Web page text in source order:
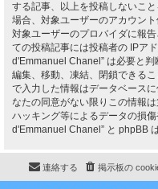
する記事、以上を投稿しないこ
場合、対象ユーザーのアカウン
対象ユーザーのプロバイダに報
ての投稿記事には投稿者の IPア
d'Emmanuel Chanel” は必要と判
編集、移動、凍結、閉鎖できる
で入力した情報はデータベース
なたの同意がない限りこの情報
ハッキング等によるデータの損
d'Emmanuel Chanel” と phpBB
掲示板の
連絡する